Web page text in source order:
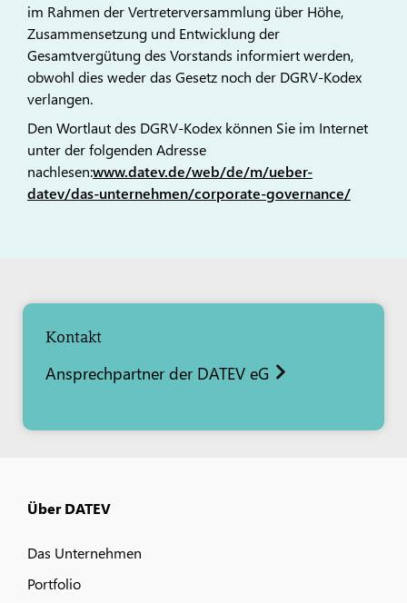
im Rahmen der Vertreterversammlung über Höhe,
Zusammensetzung und Entwicklung der
Gesamtvergütung des Vorstands informiert werden,
obwohl dies weder das Gesetz noch der DGRV-Kodex
verlangen.
Den Wortlaut des DGRV-Kodex können Sie im Internet
unter der folgenden Adresse
nachlesen:www.datev.de/web/de/m/ueber-
datev/das-unternehmen/corporate-governance/
Kontakt
Ansprechpartner der DATEV eG
Über DATEV
Das Unternehmen
Portfolio